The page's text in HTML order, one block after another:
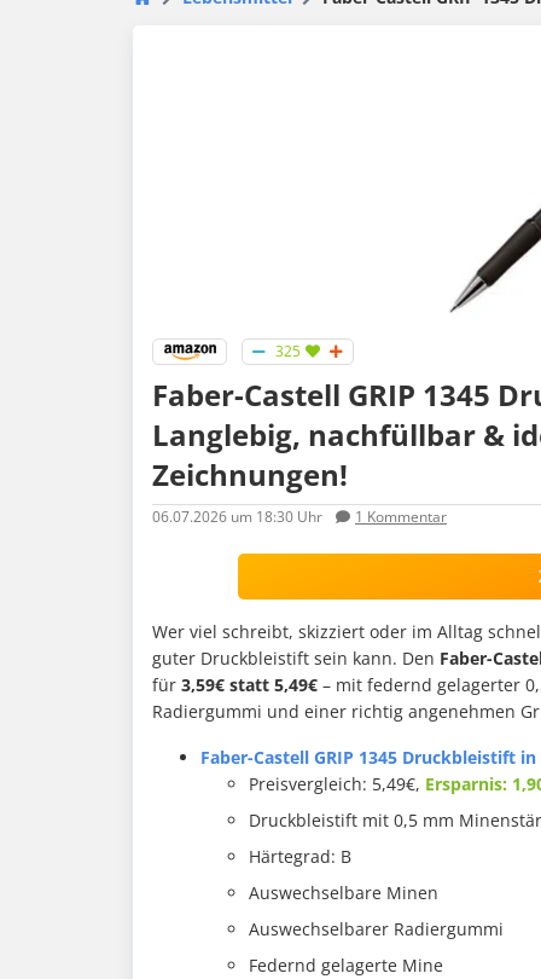
325
Faber-Castell GRIP 1345
Langlebig, nachfüllbar &
Zeichnungen!
06.07.2026 um 18:30 Uhr 1 Kommentar
Wer viel schreibt, skizziert oder im Alltag
guter Druckbleistift sein kann. Den Faber-
für 3,59€ statt 5,49€ – mit federnd gelagerter
Radiergummi und einer richtig angenehmen
Faber-Castell GRIP 1345 Druckbleistift
Preisvergleich: 5,49€, Ersparnis:
Druckbleistift mit 0,5 mm
Härtegrad: B
Auswechselbare Minen
Auswechselbarer Radiergummi
Federnd gelagerte Mine